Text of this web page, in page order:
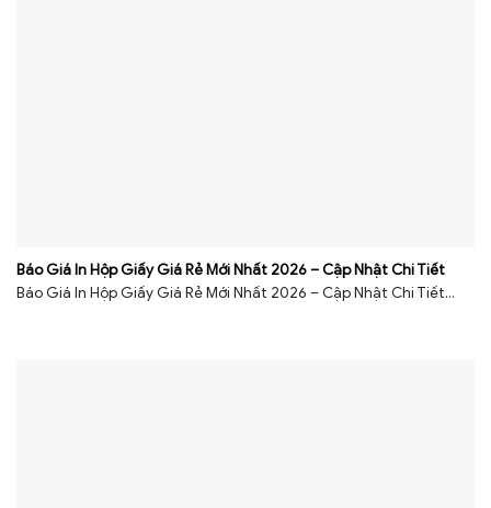
Báo Giá In Hộp Giấy Giá Rẻ Mới Nhất 2026 – Cập Nhật Chi Tiết
Báo Giá In Hộp Giấy Giá Rẻ Mới Nhất 2026 – Cập Nhật Chi Tiết...